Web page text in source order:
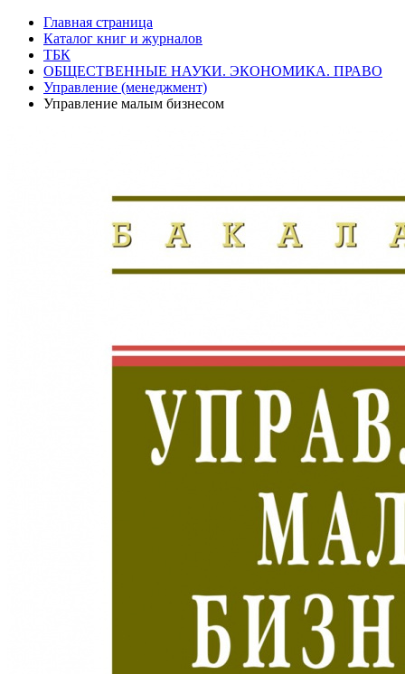
Главная страница
Каталог книг и журналов
ТБК
ОБЩЕСТВЕННЫЕ НАУКИ. ЭКОНОМИКА. ПРАВО
Управление (менеджмент)
Управление малым бизнесом